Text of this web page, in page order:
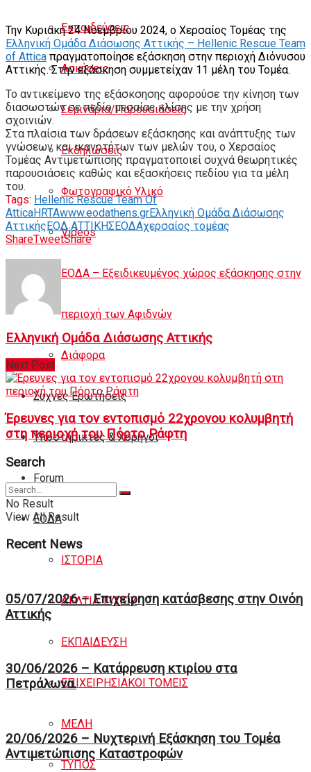
Εκπαιδεύσεις
Ασκήσεις
Σεμινάρια/Παρουσιάσεις
Εκδηλώσεις
Φωτογραφικό Υλικό
Videos
ΕΟΔΑ – Εξειδικευμένος χώρος εξάσκησης στην
περιοχή των Αφιδνών
Διάφορα
Συχνές Ερωτήσεις
Υποστηρικτές & Χορηγοί
Forum
ΕΟΔA
ΙΣΤΟΡΙΑ
ΔΕΛΤΙΑ ΤΥΠΟΥ
ΕΚΠΑΙΔΕΥΣΗ
ΕΠΙΧΕΙΡΗΣΙΑΚΟΙ ΤΟΜΕΙΣ
ΜΕΛΗ
ΤΥΠΟΣ
Την Κυριακή 24 Νοεμβρίου 2024, ο Χερσαίος Τομέας της
Ελληνική Ομάδα Διάσωσης Αττικής – Hellenic Rescue Team
of Attica πραγματοποίησε εξάσκηση στην περιοχή Διόνυσου
Αττικής. Στην εξάσκηση συμμετείχαν 11 μέλη του Τομέα.
Το αντικείμενο της εξάσκσησης αφορούσε την κίνηση των
διασωστών σε πεδίο μεσαίας κλίσης με την χρήση
σχοινιών.
Στα πλαίσια των δράσεων εξάσκησης και ανάπτυξης των
γνώσεων και ικανοτήτων των μελών του, ο Χερσαίος
Τομέας Αντιμετώπισης πραγματοποιεί συχνά θεωρητικές
παρουσιάσεις καθώς και εξασκήσεις πεδίου για τα μέλη
του.
Tags: Hellenic Rescue Team Of
AtticaHRTAwww.eodathens.grΕλληνική Ομάδα Διάσωσης
ΑττικήςΕΟΔ ΑΤΤΙΚΗΣΕΟΔΑχερσαίος τομέας
ShareTweetShare
Ελληνική Ομάδα Διάσωσης Αττικής
Next Post
Έρευνες για τον εντοπισμό 22χρονου κολυμβητή
στη περιοχή του Πόρτο Ράφτη
Search
No Result
View All Result
Recent News
05/07/2026 – Επιχείρηση κατάσβεσης στην Οινόη
Αττικής
30/06/2026 – Κατάρρευση κτιρίου στα
Πετράλωνα.
20/06/2026 – Νυχτερινή Eξάσκηση του Tομέα
Αντιμετώπισης Καταστροφών